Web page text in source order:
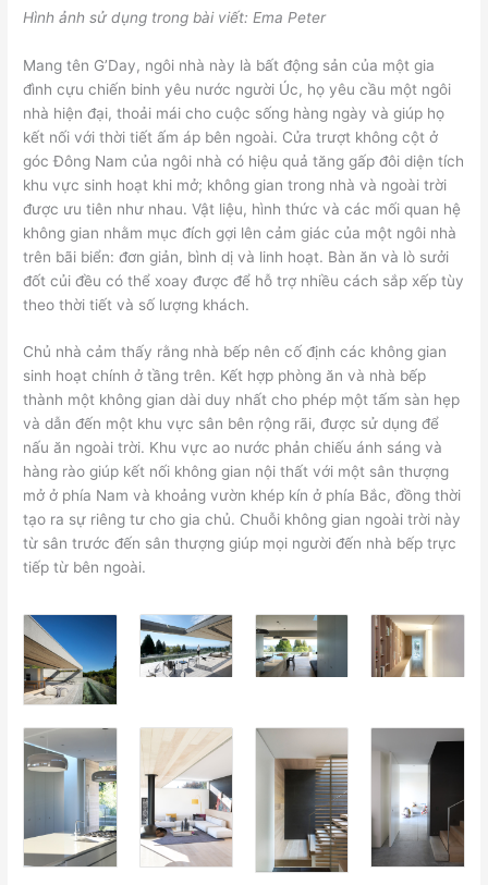
Hình ảnh sử dụng trong bài viết: Ema Peter
Mang tên G’Day, ngôi nhà này là bất động sản của một gia
đình cựu chiến binh yêu nước người Úc, họ yêu cầu một ngôi
nhà hiện đại, thoải mái cho cuộc sống hàng ngày và giúp họ
kết nối với thời tiết ấm áp bên ngoài. Cửa trượt không cột ở
góc Đông Nam của ngôi nhà có hiệu quả tăng gấp đôi diện tích
khu vực sinh hoạt khi mở; không gian trong nhà và ngoài trời
được ưu tiên như nhau. Vật liệu, hình thức và các mối quan hệ
không gian nhằm mục đích gợi lên cảm giác của một ngôi nhà
trên bãi biển: đơn giản, bình dị và linh hoạt. Bàn ăn và lò sưởi
đốt củi đều có thể xoay được để hỗ trợ nhiều cách sắp xếp tùy
theo thời tiết và số lượng khách.
Chủ nhà cảm thấy rằng nhà bếp nên cố định các không gian
sinh hoạt chính ở tầng trên. Kết hợp phòng ăn và nhà bếp
thành một không gian dài duy nhất cho phép một tấm sàn hẹp
và dẫn đến một khu vực sân bên rộng rãi, được sử dụng để
nấu ăn ngoài trời. Khu vực ao nước phản chiếu ánh sáng và
hàng rào giúp kết nối không gian nội thất với một sân thượng
mở ở phía Nam và khoảng vườn khép kín ở phía Bắc, đồng thời
tạo ra sự riêng tư cho gia chủ. Chuỗi không gian ngoài trời này
từ sân trước đến sân thượng giúp mọi người đến nhà bếp trực
tiếp từ bên ngoài.